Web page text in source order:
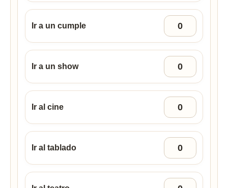
Ir a un cumple
Ir a un show
Ir al cine
Ir al tablado